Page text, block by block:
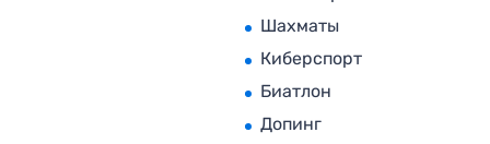
Шахматы
Киберспорт
Биатлон
Допинг